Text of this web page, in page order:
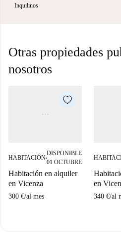
Inquilinos
Otras propiedades
nosotros
HABITACIÓN■
DISPONIBLE
01 OCTUBRE
Habitación en alquiler
en Vicenza
300 €/al mes
en
340 €/al